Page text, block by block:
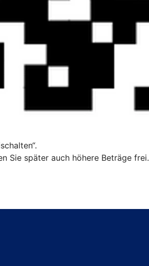
Sie später auch höhere Beträge frei.